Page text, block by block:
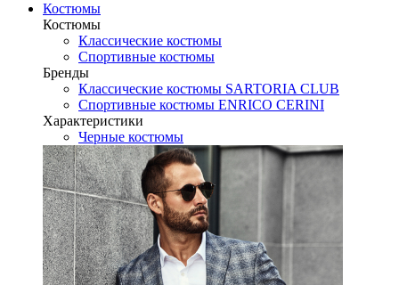
Костюмы
Костюмы
Классические костюмы
Спортивные костюмы
Бренды
Классические костюмы SARTORIA CLUB
Спортивные костюмы ENRICO CERINI
Характеристики
Черные костюмы